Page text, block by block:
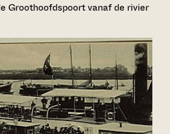
Groothoofdspoort vanaf de rivier